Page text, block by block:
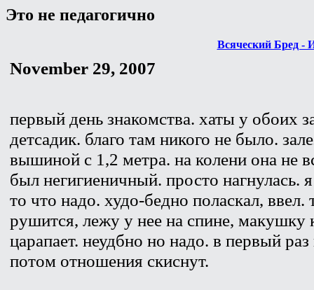
Это не педагогично
Всяческий Бред -
November 29, 2007
первый день знакомства. хаты у обоих
детсадик. благо там никого не было.
вышиной с 1,2 метра. на колени она не
был негигиеничный. просто нагнулась.
то что надо. худо-бедно поласкал,
рушится, лежу у нее на спине,
царапает. неудбно но надо. в первый
потом отношения скиснут.